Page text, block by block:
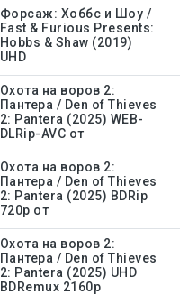
Форсаж: Хоббс и Шоу /
Fast & Furious Presents:
Hobbs & Shaw (2019)
UHD
Охота на воров 2:
Пантера / Den of Thieves
2: Pantera (2025) WEB-
DLRip-AVC от
Охота на воров 2:
Пантера / Den of Thieves
2: Pantera (2025) BDRip
720p от
Охота на воров 2:
Пантера / Den of Thieves
2: Pantera (2025) UHD
BDRemux 2160p